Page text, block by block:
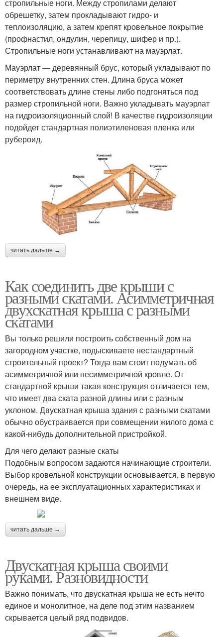
стропильные ноги. Между стропилами делают
обрешетку, затем прокладывают гидро- и
теплоизоляцию, а затем крепят кровельное покрытие
(профнастил, ондулин, черепицу, шифер и пр.).
Стропильные ноги устанавливают на мауэрлат.
Мауэрлат — деревянный брус, который укладывают по
периметру внутренних стен. Длина бруса может
соответствовать длине стены либо подгоняться под
размер стропильной ноги. Важно укладывать мауэрлат
на гидроизоляционный слой! В качестве гидроизоляции
подойдет стандартная полиэтиленовая пленка или
рубероид.
читать дальше →
Как соединить две крыши с
разными скатами. Асимметричная
двухскатная крыша с разными
скатами
Вы только решили построить собственный дом на
загородном участке, подыскиваете нестандартный
строительный проект? Тогда вам стоит подумать об
асимметричной или несимметричной кровле. От
стандартной крыши такая конструкция отличается тем,
что имеет два ската разной длины или с разным
уклоном. Двускатная крыша здания с разными скатами
обычно обустраивается при совмещении жилого дома с
какой-нибудь дополнительной пристройкой.
Для чего делают разные скаты
Подобным вопросом задаются начинающие строители.
Выбор кровельной конструкции основывается, в первую
очередь, на ее эксплуатационных характеристиках и
внешнем виде.
читать дальше →
Двускатная крыша своими
руками. Разновидности
Важно понимать, что двускатная крыша не есть нечто
единое и монолитное, на деле под этим названием
скрывается целый ряд подвидов.